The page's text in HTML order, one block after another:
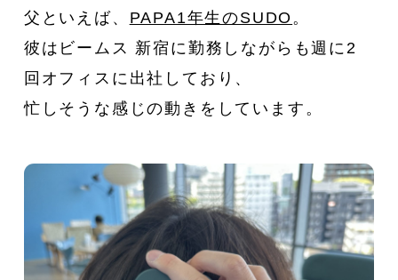
父といえば、 PAPA1年生のSUDO 。
彼はビームス 新宿に勤務しながらも週に2
回オフィスに出社しており、
忙しそうな感じの動きをしています。